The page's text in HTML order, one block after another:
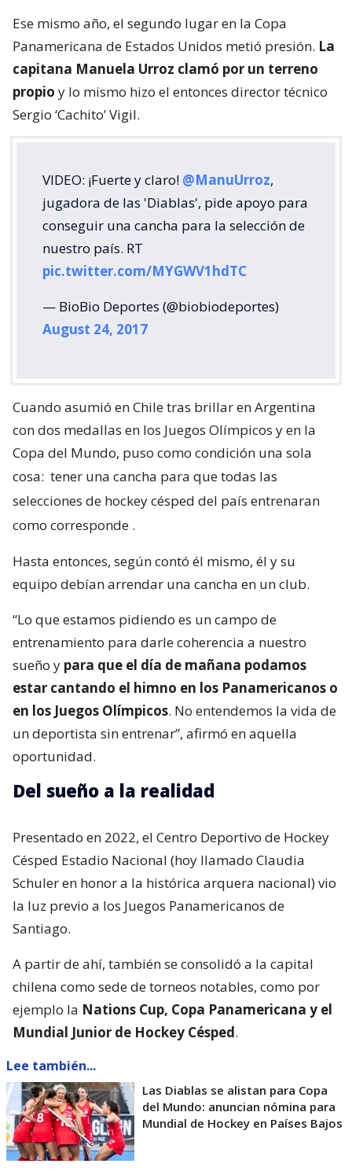
Ese mismo año, el segundo lugar en la Copa
Panamericana de Estados Unidos metió presión. La
capitana Manuela Urroz clamó por un terreno
propio y lo mismo hizo el entonces director técnico
Sergio ‘Cachito’ Vigil.
VIDEO: ¡Fuerte y claro! @ManuUrroz,
jugadora de las 'Diablas', pide apoyo para
conseguir una cancha para la selección de
nuestro país. RT
pic.twitter.com/MYGWV1hdTC
— BioBio Deportes (@biobiodeportes)
August 24, 2017
Cuando asumió en Chile tras brillar en Argentina
con dos medallas en los Juegos Olímpicos y en la
Copa del Mundo, puso como condición una sola
cosa: tener una cancha para que todas las
selecciones de hockey césped del país entrenaran
como corresponde .
Hasta entonces, según contó él mismo, él y su
equipo debían arrendar una cancha en un club.
“Lo que estamos pidiendo es un campo de
entrenamiento para darle coherencia a nuestro
sueño y para que el día de mañana podamos
estar cantando el himno en los Panamericanos o
en los Juegos Olímpicos. No entendemos la vida de
un deportista sin entrenar”, afirmó en aquella
oportunidad.
Del sueño a la realidad
Presentado en 2022, el Centro Deportivo de Hockey
Césped Estadio Nacional (hoy llamado Claudia
Schuler en honor a la histórica arquera nacional) vio
la luz previo a los Juegos Panamericanos de
Santiago.
A partir de ahí, también se consolidó a la capital
chilena como sede de torneos notables, como por
ejemplo la Nations Cup, Copa Panamericana y el
Mundial Junior de Hockey Césped.
Lee también...
Las Diablas se alistan para Copa
del Mundo: anuncian nómina para
Mundial de Hockey en Países Bajos